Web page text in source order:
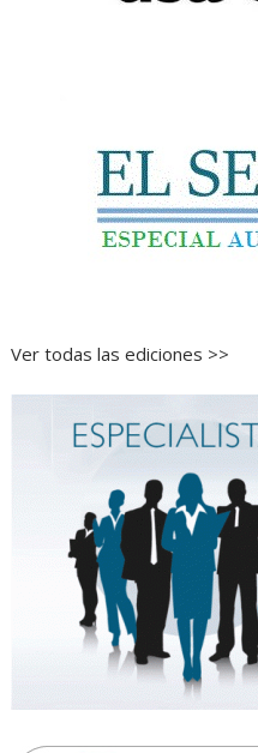
Ver todas las ediciones >>